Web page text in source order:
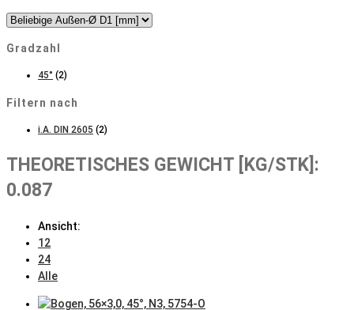
Gradzahl
45° (2)
Filtern nach
i.A. DIN 2605 (2)
THEORETISCHES GEWICHT [KG/STK]:
0.087
Ansicht:
12
24
Alle